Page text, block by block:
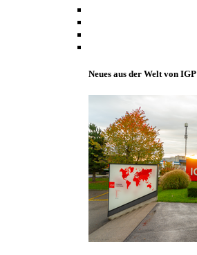
Neues aus der Welt von IGP